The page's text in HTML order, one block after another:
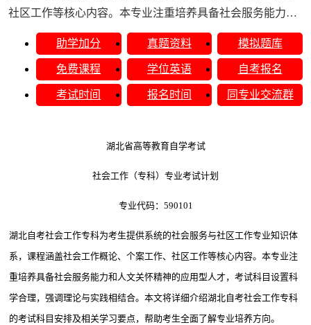
社区工作等核心内容。本专业注重培养具备社会服务能力和
人文关怀精神的应用型人才，考试科目设置科学合理，......
助学加分
真题资料 模拟题库
免费课程 学位英语 自考报名
考试时间 报名时间 同专业交流群
湖北省高等教育自学考试
社会工作（专科）专业考试计划
专业代码：590101
湖北自考社会工作专科为考生提供系统的社会服务与社区工作专业知识体
系，课程涵盖社会工作概论、个案工作、社区工作等核心内容。本专业注
重培养具备社会服务能力和人文关怀精神的应用型人才，考试科目设置科
学合理，强调理论与实践相结合。本文将详细介绍湖北自考社会工作专科
的考试科目安排及相关学习要点，帮助考生全面了解专业培养方向。